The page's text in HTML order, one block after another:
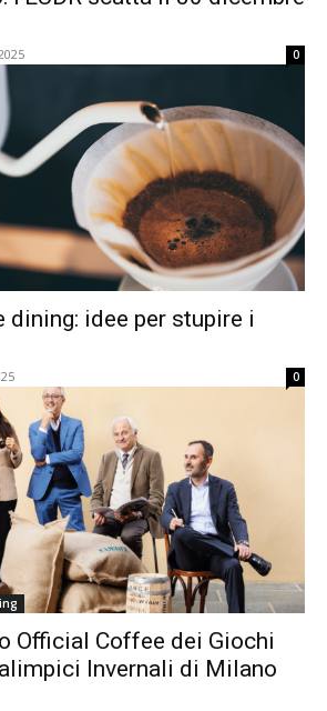
0
dining: idee per stupire i
0
Official Coffee dei Giochi
Invernali di Milano